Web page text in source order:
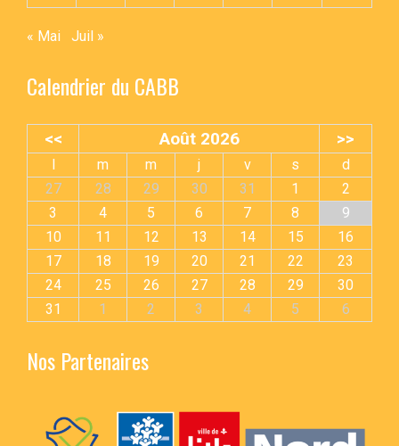
« Mai Juil »
Calendrier du CABB
<< Août 2026 >>
m m j v s
d
27
28 29 30 31 1
2
3
4 5 6 7 8
9
10
11 12 13 14 15
16
17
18 19 20 21 22
23
24
25 26 27 28 29
30
31
1 2 3 4 5 6
Nos Partenaires